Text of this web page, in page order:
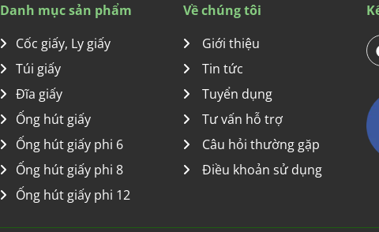
Danh mục sản phẩm
Cốc giấy, Ly giấy
Túi giấy
Đĩa giấy
Ống hút giấy
Ống hút giấy phi 6
Ống hút giấy phi 8
Ống hút giấy phi 12
Về chúng tôi
Giới thiệu
Tin tức
Tuyển dụng
Tư vấn hỗ trợ
Câu hỏi thường gặp
Điều khoản sử dụng